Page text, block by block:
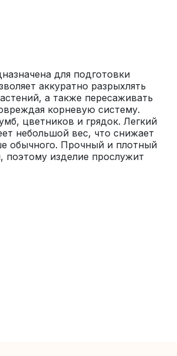
для подготовки
аккуратно разрыхлять
а также пересаживать
корневую систему.
цветников и грядок. Легкий
небольшой вес, что снижает
обычного. Прочный и плотный
поэтому изделие прослужит